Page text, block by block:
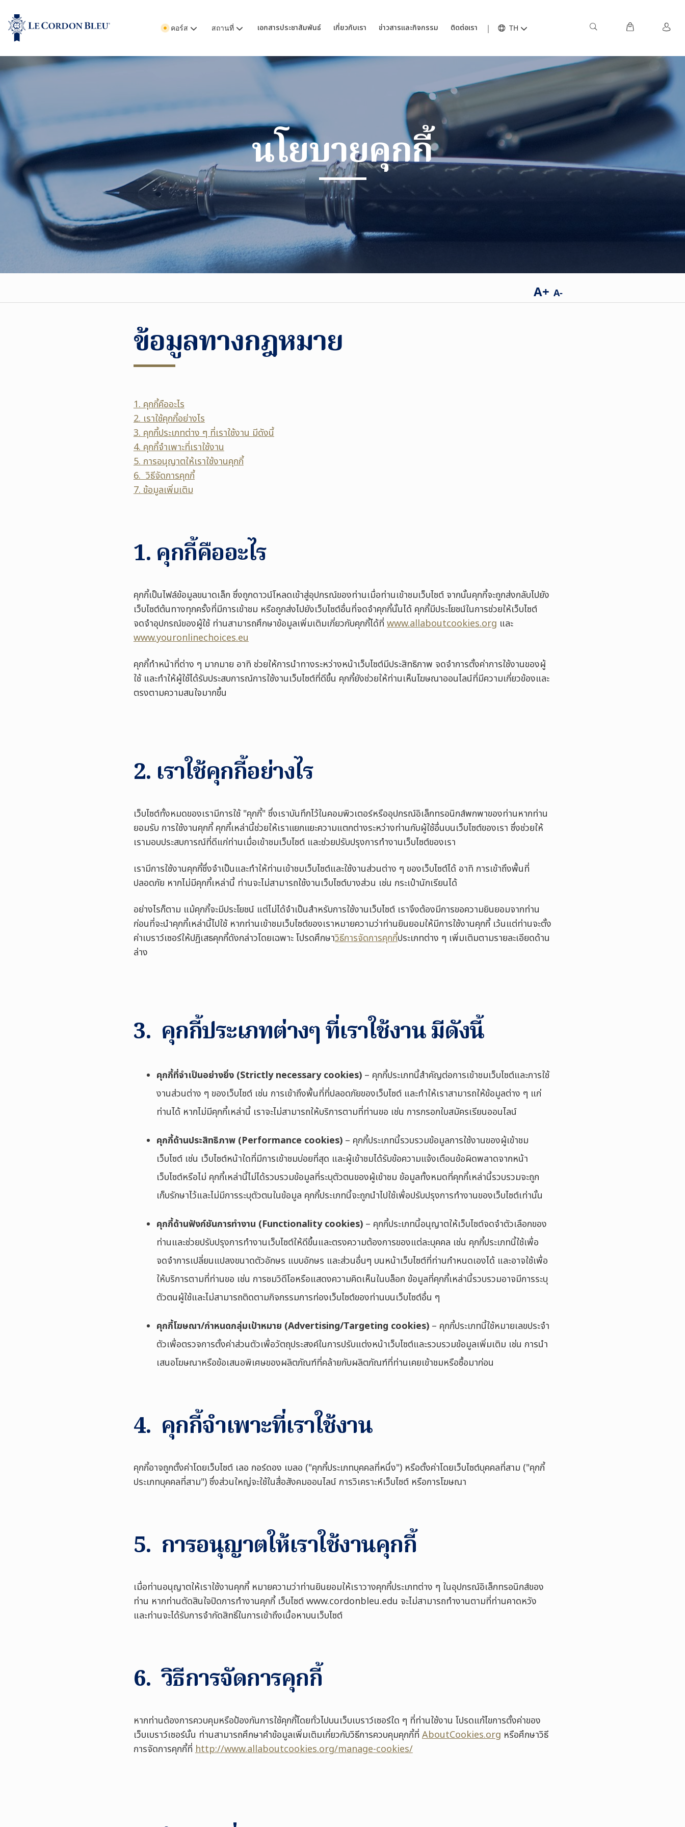
คอร์ส สถานที่ เอกสารประชาสัมพันธ์ เกี่ยวกับเรา ข่าวสารและกิจกรรม ติดต่อเรา TH
นโยบายคุกกี้
A+ A-
ข้อมูลทางกฎหมาย
1. คุกกี้คืออะไร
2. เราใช้คุกกี้อย่างไร
3.คุกกี้ประเภทต่าง ๆ ที่เราใช้งาน มีดังนี้
4.คุกกี้จำเพาะที่เราใช้งาน
5. การอนุญาตให้เราใช้งานคุกกี้
6. วิธีจัดการคุกกี้
7.ข้อมูลเพิ่มเติม
1. คุกกี้คืออะไร
คุกกี้เป็นไฟล์ข้อมูลขนาดเล็ก ซึ่งถูกดาวน์โหลดเข้าสู่อุปกรณ์ของท่านเมื่อท่านเข้าชมเว็บไซต์ จากนั้นคุกกี้จะถูกส่งกลับไปยัง
เว็บไซต์ต้นทางทุกครั้งที่มีการเข้าชม หรือถูกส่งไปยังเว็บไซต์อื่นที่จดจำคุกกี้นั้นได้ คุกกี้มีประโยชน์ในการช่วยให้เว็บไซต์
จดจำอุปกรณ์ของผู้ใช้ ท่านสามารถศึกษาข้อมูลเพิ่มเติมเกี่ยวกับคุกกี้ได้ที่ www.allaboutcookies.org และ
www.youronlinechoices.eu
คุกกี้ทำหน้าที่ต่าง ๆ มากมาย อาทิ ช่วยให้การนำทางระหว่างหน้าเว็บไซต์มีประสิทธิภาพ จดจำการตั้งค่าการใช้งานของผู้
ใช้ และทำให้ผู้ใช้ได้รับประสบการณ์การใช้งานเว็บไซต์ที่ดีขึ้น คุกกี้ยังช่วยให้ท่านเห็นโฆษณาออนไลน์ที่มีความเกี่ยวข้องและ
ตรงตามความสนใจมากขึ้น
2. เราใช้คุกกี้อย่างไร
เว็บไซต์ทั้งหมดของเรามีการใช้ "คุกกี้" ซึ่งเราบันทึกไว้ในคอมพิวเตอร์หรืออุปกรณ์อิเล็กทรอนิกส์พกพาของท่านหากท่าน
ยอมรับ การใช้งานคุกกี้ คุกกี้เหล่านี้ช่วยให้เราแยกแยะความแตกต่างระหว่างท่านกับผู้ใช้อื่นบนเว็บไซต์ของเรา ซึ่งช่วยให้
เรามอบประสบการณ์ที่ดีแก่ท่านเมื่อเข้าชมเว็บไซต์ และช่วยปรับปรุงการทำงานเว็บไซต์ของเรา
เรามีการใช้งานคุกกี้ซึ่งจำเป็นและทำให้ท่านเข้าชมเว็บไซต์และใช้งานส่วนต่าง ๆ ของเว็บไซต์ได้ อาทิ การเข้าถึงพื้นที่
ปลอดภัย หากไม่มีคุกกี้เหล่านี้ ท่านจะไม่สามารถใช้งานเว็บไซต์บางส่วน เช่น กระเป๋านักเรียนได้
อย่างไรก็ตาม แม้คุกกี้จะมีประโยชน์ แต่ไม่ได้จำเป็นสำหรับการใช้งานเว็บไซต์ เราจึงต้องมีการขอความยินยอมจากท่าน
ก่อนที่จะนำคุกกี้เหล่านี้ไปใช้ หากท่านเข้าชมเว็บไซต์ของเราหมายความว่าท่านยินยอมให้มีการใช้งานคุกกี้ เว้นแต่ท่านจะตั้ง
ค่าเบราว์เซอร์ให้ปฏิเสธคุกกี้ดังกล่าวโดยเฉพาะ โปรดศึกษาวิธีการจัดการคุกกี้ประเภทต่าง ๆ เพิ่มเติมตามรายละเอียดด้าน
ล่าง
3. คุกกี้ประเภทต่างๆ ที่เราใช้งาน มีดังนี้
คุกกี้ที่จำเป็นอย่างยิ่ง(Strictly necessary cookies)– คุกกี้ประเภทนี้สำคัญต่อการเข้าชมเว็บไซต์และการใช้
งานส่วนต่าง ๆ ของเว็บไซต์ เช่น การเข้าถึงพื้นที่ที่ปลอดภัยของเว็บไซต์ และทำให้เราสามารถให้ข้อมูลต่าง ๆ แก่
ท่านได้ หากไม่มีคุกกี้เหล่านี้ เราจะไม่สามารถให้บริการตามที่ท่านขอ เช่น การกรอกใบสมัครเรียนออนไลน์
คุกกี้ด้านประสิทธิภาพ(Performance cookies)– คุกกี้ประเภทนี้รวบรวมข้อมูลการใช้งานของผู้เข้าชม
เว็บไซต์ เช่น เว็บไซต์หน้าใดที่มีการเข้าชมบ่อยที่สุด และผู้เข้าชมได้รับข้อความแจ้งเตือนข้อผิดพลาดจากหน้า
เว็บไซต์หรือไม่ คุกกี้เหล่านี้ไม่ได้รวบรวมข้อมูลที่ระบุตัวตนของผู้เข้าชม ข้อมูลทั้งหมดที่คุกกี้เหล่านี้รวบรวมจะถูก
เก็บรักษาไว้และไม่มีการระบุตัวตนในข้อมูล คุกกี้ประเภทนี้จะถูกนำไปใช้เพื่อปรับปรุงการทำงานของเว็บไซต์เท่านั้น
คุกกี้ด้านฟังก์ชันการทำงาน (Functionality cookies)– คุกกี้ประเภทนี้อนุญาตให้เว็บไซต์จดจำตัวเลือกของ
ท่านและช่วยปรับปรุงการทำงานเว็บไซต์ให้ดีขึ้นและตรงความต้องการของแต่ละบุคคล เช่น คุกกี้ประเภทนี้ใช้เพื่อ
จดจำการเปลี่ยนแปลงขนาดตัวอักษร แบบอักษร และส่วนอื่นๆ บนหน้าเว็บไซต์ที่ท่านกำหนดเองได้ และอาจใช้เพื่อ
ให้บริการตามที่ท่านขอ เช่น การชมวิดีโอหรือแสดงความคิดเห็นในบล็อก ข้อมูลที่คุกกี้เหล่านี้รวบรวมอาจมีการระบุ
ตัวตนผู้ใช้และไม่สามารถติดตามกิจกรรมการท่องเว็บไซต์ของท่านบนเว็บไซต์อื่น ๆ
คุกกี้โฆษณา/กำหนดกลุ่มเป้าหมาย (Advertising/Targeting cookies)– คุกกี้ประเภทนี้ใช้หมายเลขประจำ
ตัวเพื่อตรวจการตั้งค่าส่วนตัวเพื่อวัตถุประสงค์ในการปรับแต่งหน้าเว็บไซต์และรวบรวมข้อมูลเพิ่มเติม เช่น การนำ
เสนอโฆษณาหรือข้อเสนอพิเศษของผลิตภัณฑ์ที่คล้ายกับผลิตภัณฑ์ที่ท่านเคยเข้าชมหรือซื้อมาก่อน
4. คุกกี้จำเพาะที่เราใช้งาน
คุกกี้อาจถูกตั้งค่าโดยเว็บไซต์ เลอ กอร์ดอง เบลอ ("คุกกี้ประเภทบุคคลที่หนึ่ง") หรือตั้งค่าโดยเว็บไซต์บุคคลที่สาม ("คุกกี้
ประเภทบุคคลที่สาม") ซึ่งส่วนใหญ่จะใช้ในสื่อสังคมออนไลน์ การวิเคราะห์เว็บไซต์ หรือการโฆษณา
5. การอนุญาตให้เราใช้งานคุกกี้
เมื่อท่านอนุญาตให้เราใช้งานคุกกี้ หมายความว่าท่านยินยอมให้เราวางคุกกี้ประเภทต่าง ๆ ในอุปกรณ์อิเล็กทรอนิกส์ของ
ท่าน หากท่านตัดสินใจปิดการทำงานคุกกี้ เว็บไซต์ www.cordonbleu.edu จะไม่สามารถทำงานตามที่ท่านคาดหวัง
และท่านจะได้รับการจำกัดสิทธิ์ในการเข้าถึงเนื้อหาบนเว็บไซต์
6. วิธีการจัดการคุกกี้
หากท่านต้องการควบคุมหรือป้องกันการใช้คุกกี้โดยทั่วไปบนเว็บเบราว์เซอร์ใด ๆ ที่ท่านใช้งาน โปรดแก้ไขการตั้งค่าของ
เว็บเบราว์เซอร์นั้น ท่านสามารถศึกษาคำข้อมูลเพิ่มเติมเกี่ยวกับวิธีการควบคุมคุกกี้ที่ AboutCookies.org หรือศึกษาวิธี
การจัดการคุกกี้ที่ http://www.allaboutcookies.org/manage-cookies/